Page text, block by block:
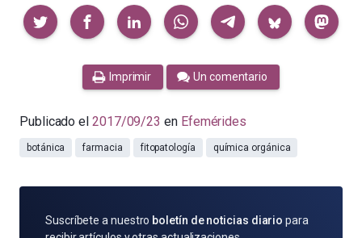
Compartir
Imprimir Un comentario
Publicado el 2017/09/23 en Efemérides
botánica farmacia fitopatología química orgánica
SUSCRÍBETE
Suscríbete a nuestro boletín de noticias diario para